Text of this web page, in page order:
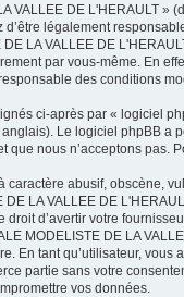
VALLEE DE L'HERAULT
d’être légalement
LA VALLEE DE
par vous-même. En
des conditions
ci-après par « logiciel
Le logiciel phpBB a
nous n’acceptons pas.
caractère abusif, obscène,
LA VALLEE DE
d’avertir votre
MODELISTE DE LA
En tant qu’utilisateur,
partie sans votre
vos données.